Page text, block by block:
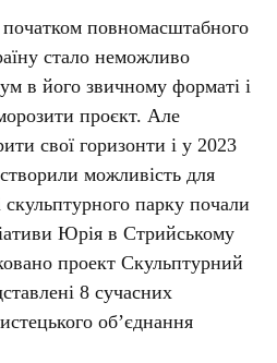
повномасштабного
стало неможливо
в його звичному форматі і
проєкт. Але
свої горизонти і у 2023
можливість для
скульптурного парку почали
Юрія в Стрийському
проект Скульптурний
8 сучасних
об’єднання